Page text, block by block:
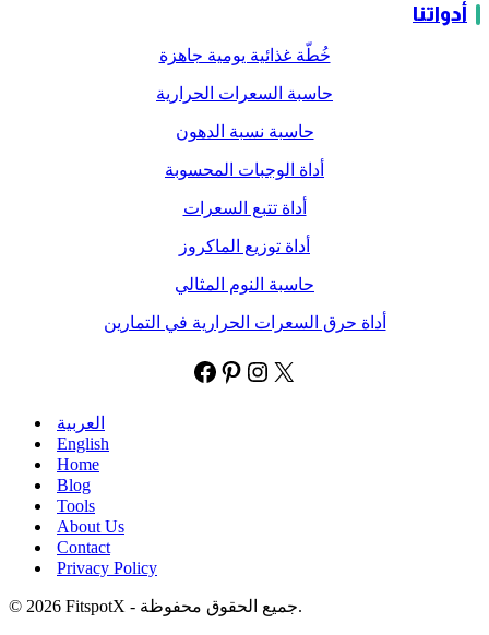
أدواتنا
خُطّة غذائية يومية جاهزة
حاسبة السعرات الحرارية
حاسبة نسبة الدهون
أداة الوجبات المحسوبة
أداة تتبع السعرات
أداة توزيع الماكروز
حاسبة النوم المثالي
أداة حرق السعرات الحرارية في التمارين
العربية
English
Home
Blog
Tools
About Us
Contact
Privacy Policy
© 2026 FitspotX - جميع الحقوق محفوظة.